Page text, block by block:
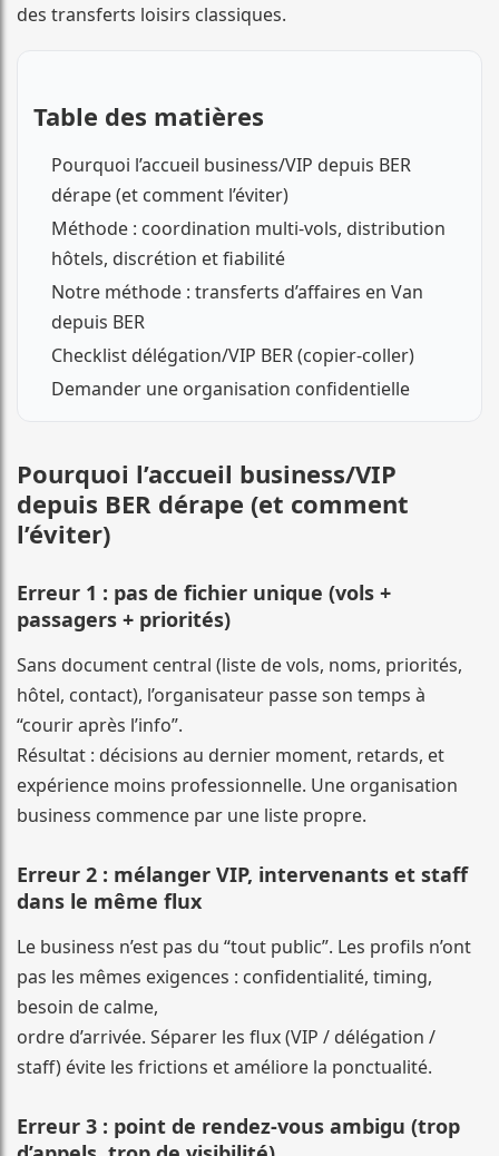
des transferts loisirs classiques.
Table des matières
Pourquoi l’accueil business/VIP depuis BER
dérape (et comment l’éviter)
Méthode : coordination multi-vols, distribution
hôtels, discrétion et fiabilité
Notre méthode : transferts d’affaires en Van
depuis BER
Checklist délégation/VIP BER (copier-coller)
Demander une organisation confidentielle
Pourquoi l’accueil business/VIP
depuis BER dérape (et comment
l’éviter)
Erreur 1 : pas de fichier unique (vols +
passagers + priorités)
Sans document central (liste de vols, noms, priorités,
hôtel, contact), l’organisateur passe son temps à
“courir après l’info”.
Résultat : décisions au dernier moment, retards, et
expérience moins professionnelle. Une organisation
business commence par une liste propre.
Erreur 2 : mélanger VIP, intervenants et staff
dans le même flux
Le business n’est pas du “tout public”. Les profils n’ont
pas les mêmes exigences : confidentialité, timing,
besoin de calme,
ordre d’arrivée. Séparer les flux (VIP / délégation /
staff) évite les frictions et améliore la ponctualité.
Erreur 3 : point de rendez-vous ambigu (trop